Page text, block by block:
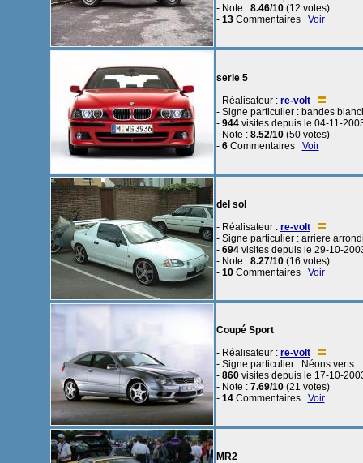
- Note : 8.46/10(12 votes)
- 13Commentaires Voir
serie 5
- Réalisateur : re-volt
- Signe particulier : bandes
- 944visites depuis le 04-11-
- Note : 8.52/10(50 votes)
- 6Commentaires Voir
del sol
- Réalisateur : re-volt
- Signe particulier : arriere
- 694visites depuis le 29-10-
- Note : 8.27/10(16 votes)
- 10Commentaires Voir
Coupé Sport
- Réalisateur : re-volt
- Signe particulier : Néons verts
- 860visites depuis le 17-10-
- Note : 7.69/10(21 votes)
- 14Commentaires Voir
MR2